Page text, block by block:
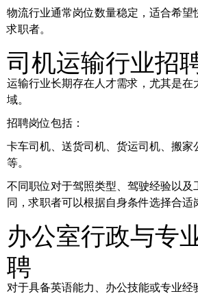
物流行业通常岗位数量稳定，适合希望
求职者。
司机运输行业招
运输行业长期存在人才需求，尤其是在
域。
招聘岗位包括：
卡车司机、送货司机、货运司机、搬家
等。
不同职位对于驾照类型、驾驶经验以及
同，求职者可以根据自身条件选择合适
办公室行政与专
聘
对于具备英语能力、办公技能或专业经